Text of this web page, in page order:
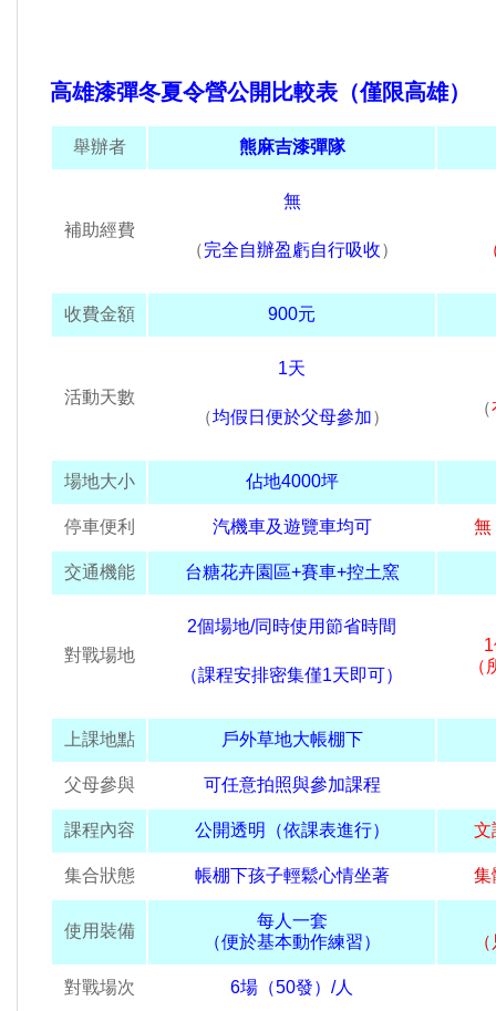
高雄漆彈冬夏令營公開比較表（僅限高雄）
舉辦者 熊麻吉漆彈隊
補助經費
無
（完全自辦盈虧自行吸收）
收費金額 900元
活動天數
1天
（均假日便於父母參加） （
場地大小 佔地4000坪
停車便利 汽機車及遊覽車均可 無
交通機能 台糖花卉園區+賽車+控土窯
對戰場地
2個場地/同時使用節省時間
（課程安排密集僅1天即可）
上課地點 戶外草地大帳棚下
父母參與 可任意拍照與參加課程
課程內容 公開透明（依課表進行） 文
集合狀態 帳棚下孩子輕鬆心情坐著 集
使用裝備
每人一套
（便於基本動作練習）
對戰場次 6場（50發）/人